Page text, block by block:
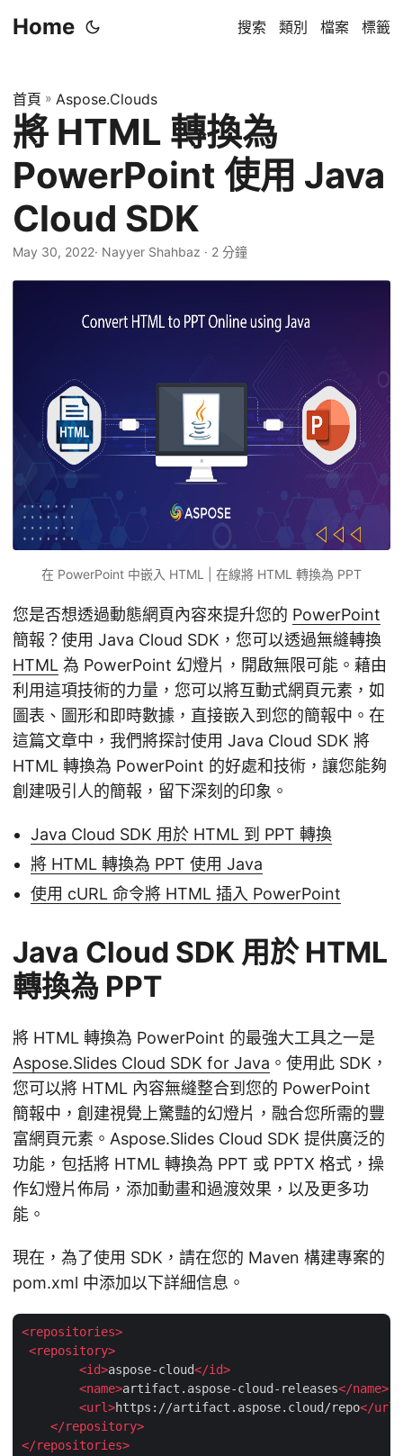
Home 搜索 類別 檔案 標籤
首頁 » Aspose.Clouds
將 HTML 轉換為
PowerPoint 使用 Java
Cloud SDK
May 30, 2022· Nayyer Shahbaz · 2 分鐘
在 PowerPoint 中嵌入 HTML | 在線將 HTML 轉換為 PPT
您是否想透過動態網頁內容來提升您的 PowerPoint
簡報？使用 Java Cloud SDK，您可以透過無縫轉換
HTML 為 PowerPoint 幻燈片，開啟無限可能。藉由
利用這項技術的力量，您可以將互動式網頁元素，如
圖表、圖形和即時數據，直接嵌入到您的簡報中。在
這篇文章中，我們將探討使用 Java Cloud SDK 將
HTML 轉換為 PowerPoint 的好處和技術，讓您能夠
創建吸引人的簡報，留下深刻的印象。
Java Cloud SDK 用於 HTML 到 PPT 轉換
將 HTML 轉換為 PPT 使用 Java
使用 cURL 命令將 HTML 插入 PowerPoint
Java Cloud SDK 用於 HTML
轉換為 PPT
將 HTML 轉換為 PowerPoint 的最強大工具之一是
Aspose.Slides Cloud SDK for Java 。使用此 SDK，
您可以將 HTML 內容無縫整合到您的 PowerPoint
簡報中，創建視覺上驚豔的幻燈片，融合您所需的豐
富網頁元素。Aspose.Slides Cloud SDK 提供廣泛的
功能，包括將 HTML 轉換為 PPT 或 PPTX 格式，操
作幻燈片佈局，添加動畫和過渡效果，以及更多功
能。
現在，為了使用 SDK，請在您的 Maven 構建專案的
pom.xml 中添加以下詳細信息。
<repositories>
<repository>
<id>aspose-cloud</id>
<name>artifact.aspose-cloud-releases</name>
<url>https://artifact.aspose.cloud/repo</url
</repository>
</repositories>